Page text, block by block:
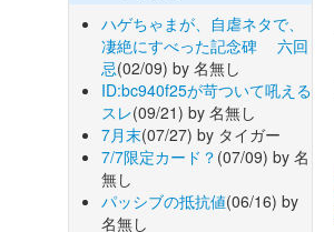
ハゲちゃまが、自虐ネタで、
凄絶にすべった記念碑 六回
忌(02/09) by 名無し
ID:bc940f25が苛ついて吼える
スレ(09/21) by 名無し
7月末(07/27) by タイガー
7/7限定カード？ (07/09) by 名
無し
パッシブの抵抗値(06/16) by
名無し